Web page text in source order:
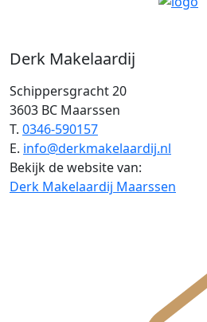
Derk Makelaardij
Schippersgracht 20
3603 BC Maarssen
T. 0346-590157
E. info@derkmakelaardij.nl
Bekijk de website van:
Derk Makelaardij Maarssen